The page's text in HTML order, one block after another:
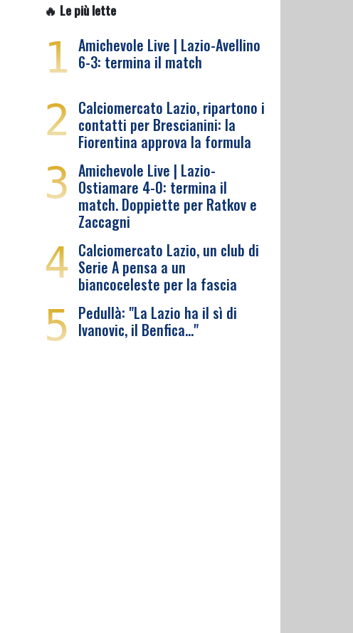
🔥 Le più lette
1 Amichevole Live | Lazio-Avellino
6-3: termina il match
2 Calciomercato Lazio, ripartono i
contatti per Brescianini: la
Fiorentina approva la formula
3 Amichevole Live | Lazio-
Ostiamare 4-0: termina il
match. Doppiette per Ratkov e
Zaccagni
4 Calciomercato Lazio, un club di
Serie A pensa a un
biancoceleste per la fascia
5 Pedullà: "La Lazio ha il sì di
Ivanovic, il Benfica…"